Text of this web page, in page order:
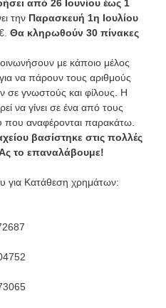
από 26 Ιουνίου έως 1
την Παρασκευή 1η Ιουλίου
Θα κληρωθούν 30 πίνακες
με κάποιο μέλος
να πάρουν τους αριθμούς
σε γνωστούς και φίλους. Η
να γίνει σε ένα από τους
που αναφέρονται παρακάτω.
βασίστηκε στις πολλές
το επαναλάβουμε!
για Κατάθεση χρημάτων: